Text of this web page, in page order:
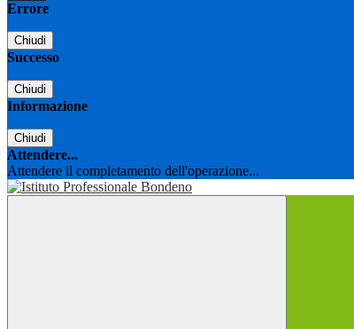
Errore
Chiudi
Successo
Chiudi
Informazione
Chiudi
Attendere...
Attendere il completamento dell'operazione...